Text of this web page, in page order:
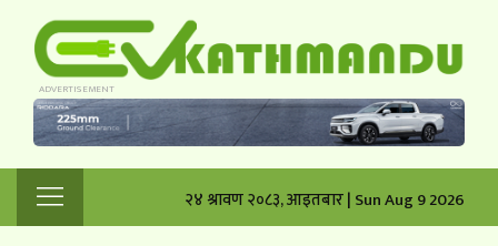
२४ श्रावण २०८३, आइतबार | Sun Aug 9 2026